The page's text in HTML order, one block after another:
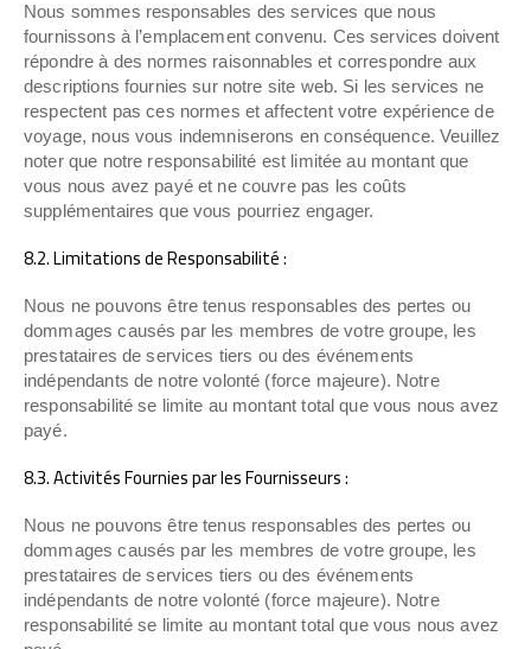
Nous sommes responsables des services que nous
fournissons à l’emplacement convenu. Ces services doivent
répondre à des normes raisonnables et correspondre aux
descriptions fournies sur notre site web. Si les services ne
respectent pas ces normes et affectent votre expérience de
voyage, nous vous indemniserons en conséquence. Veuillez
noter que notre responsabilité est limitée au montant que
vous nous avez payé et ne couvre pas les coûts
supplémentaires que vous pourriez engager.
8.2. Limitations de Responsabilité :
Nous ne pouvons être tenus responsables des pertes ou
dommages causés par les membres de votre groupe, les
prestataires de services tiers ou des événements
indépendants de notre volonté (force majeure). Notre
responsabilité se limite au montant total que vous nous avez
payé.
8.3. Activités Fournies par les Fournisseurs :
Nous ne pouvons être tenus responsables des pertes ou
dommages causés par les membres de votre groupe, les
prestataires de services tiers ou des événements
indépendants de notre volonté (force majeure). Notre
responsabilité se limite au montant total que vous nous avez